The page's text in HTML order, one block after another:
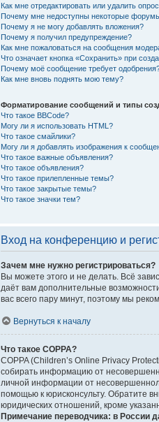
Как мне отредактировать или удалить
Почему мне недоступны некоторые
Почему я не могу добавлять вложения?
Почему я получил предупреждение?
Как мне пожаловаться на сообщения
Что означает кнопка «Сохранить» при
Почему моё сообщение требует
Как мне вновь поднять мою тему?
Форматирование сообщений и типы
Что такое BBCode?
Могу ли я использовать HTML?
Что такое смайлики?
Могу ли я добавлять изображения к
Что такое важные объявления?
Что такое объявления?
Что такое прилепленные темы?
Что такое закрытые темы?
Что такое значки тем?
Вход на конференцию и
Зачем мне нужно регистрироваться?
Вы можете этого и не делать. Всё
даёт вам дополнительные
вас всего пару минут, поэтому мы
Вернуться к началу
Что такое COPPA?
COPPA (Children’s Online Privacy
собирать информацию от
личной информации от
помощью к юрисконсульту. Обратите
юридических отношений, кроме
Примечание переводчика: в России